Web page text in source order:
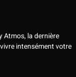
Atmos, la dernière
intensément votre